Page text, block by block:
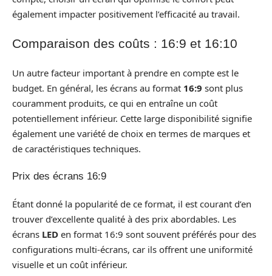
également impacter positivement l’efficacité au travail.
Comparaison des coûts : 16:9 et 16:10
Un autre facteur important à prendre en compte est le
budget. En général, les écrans au format 16:9 sont plus
couramment produits, ce qui en entraîne un coût
potentiellement inférieur. Cette large disponibilité signifie
également une variété de choix en termes de marques et
de caractéristiques techniques.
Prix des écrans 16:9
Étant donné la popularité de ce format, il est courant d’en
trouver d’excellente qualité à des prix abordables. Les
écrans LED en format 16:9 sont souvent préférés pour des
configurations multi-écrans, car ils offrent une uniformité
visuelle et un coût inférieur.